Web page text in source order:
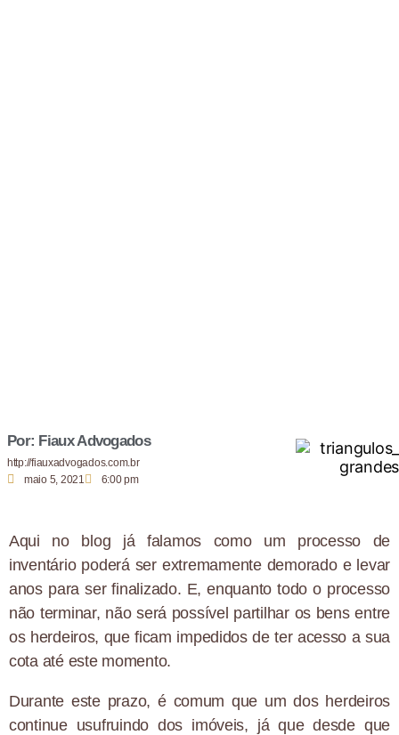
Por: Fiaux Advogados
http://fiauxadvogados.com.br
maio 5, 2021
6:00 pm
Aqui no blog já falamos como um processo de
inventário poderá ser extremamente demorado e levar
anos para ser finalizado. E, enquanto todo o processo
não terminar, não será possível partilhar os bens entre
os herdeiros, que ficam impedidos de ter acesso a sua
cota até este momento.
Durante este prazo, é comum que um dos herdeiros
continue usufruindo dos imóveis, já que desde que